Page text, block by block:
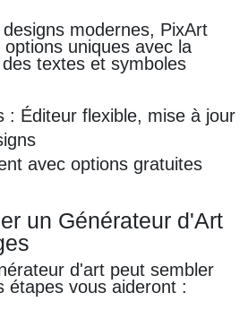
modernes, PixArt
uniques avec la
textes et symboles
: Éditeur flexible, mise à jour
avec options gratuites
un Générateur d'Art
d'art peut sembler
étapes vous aideront :